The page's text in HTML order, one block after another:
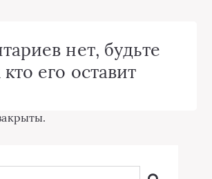
нет, будьте
его оставит